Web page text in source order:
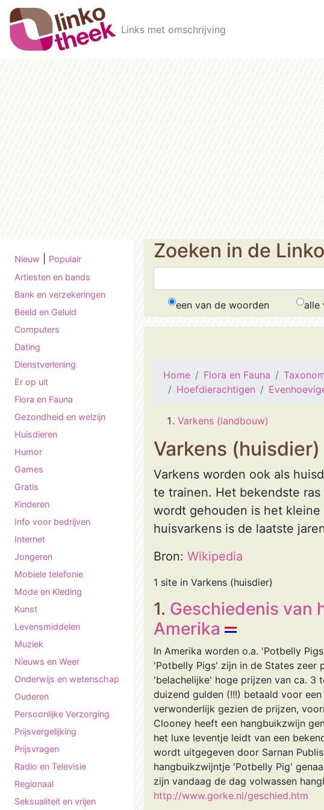
Skip to main content
Links met omschrijving
Nieuw
Populair
Artiesten en bands
Bank en verzekeringen
Beeld en Geluid
Computers
Dating
Dienstverlening
Er op uit
Flora en Fauna
Gezondheid en welzijn
Huisdieren
Humor
Games
Gratis
Kinderen
Info voor bedrijven
Internet
Jongeren
Mobiele telefonie
Mode en Kleding
Kunst
Levensmiddelen
Muziek
Nieuws en Weer
Onderwijs en wetenschap
Ouderen
Persoonlijke Verzorging
Prijsvergelijking
Prijsvragen
Radio en Televisie
Regionaal
Seksualiteit en vrijen
Zoeken in de
een van de woorden alle
Home Flora en Fauna
Hoefdierachtigen
Varkens (landbouw)
Varkens (huisdier)
Varkens worden ook als
te trainen. Het bekendste
wordt gehouden is het
huisvarkens is de laatste
Bron: Wikipedia
1 site in Varkens (huisdier)
1. Geschiedenis van
Amerika
In Amerika worden o.a. 'Potbelly
'Potbelly Pigs' zijn in de States zeer
'belachelijke' hoge prijzen van ca. 3
duizend gulden (!!!) betaald voor
verwonderlijk gezien de prijzen,
Clooney heeft een hangbuikzwijn
het luxe leventje leidt van een
wordt uitgegeven door Sarnan
hangbuikzwijntje 'Potbelly Pig'
zijn vandaag de dag volwassen
http://www.gorke.nl/geschied.htm